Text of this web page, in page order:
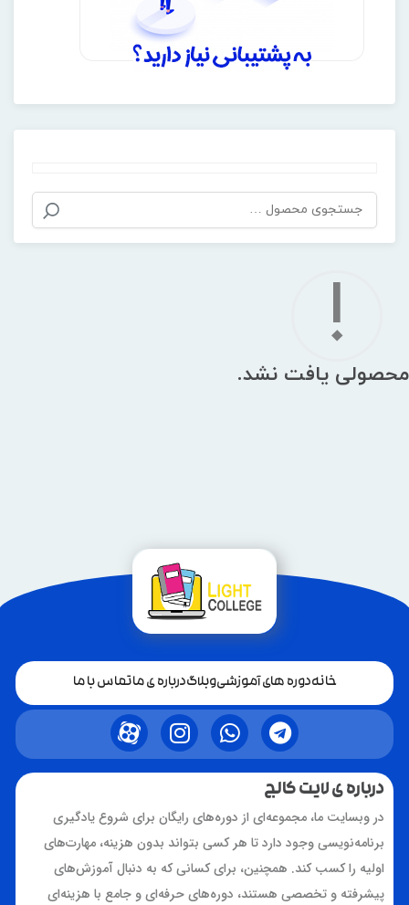
!
محصولی یافت نشد.
خانهدوره های آموزشیوبلاگدرباره ی ماتماس با ما
درباره ی لایت کالج
در وبسایت ما، مجموعه‌ای از دوره‌های رایگان برای شروع یادگیری
برنامه‌نویسی وجود دارد تا هر کسی بتواند بدون هزینه، مهارت‌های
اولیه را کسب کند. همچنین، برای کسانی که به دنبال آموزش‌های
پیشرفته و تخصصی هستند، دوره‌های حرفه‌ای و جامع با هزینه‌ای